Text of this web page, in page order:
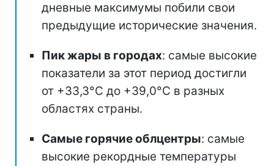
дневные максимумы побили свои
предыдущие исторические значения.
Пик жары в городах: самые высокие
показатели за этот период достигли
от +33,3°C до +39,0°C в разных
областях страны.
Самые горячие облцентры: самые
высокие рекордные температуры